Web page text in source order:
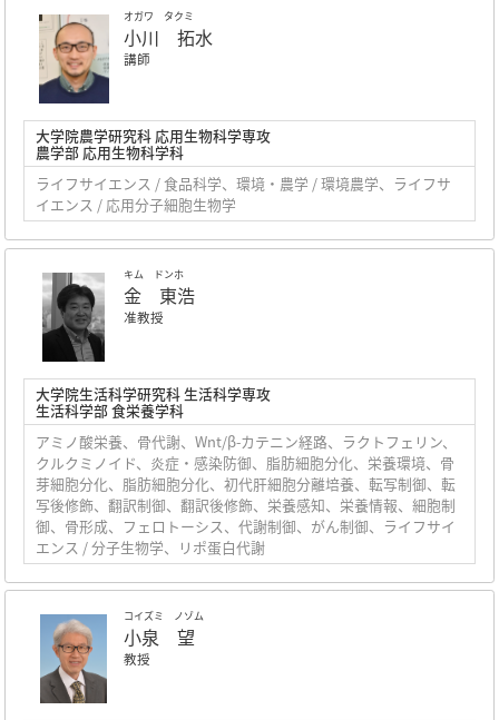
オガワ タクミ
小川 拓水
講師
大学院農学研究科 応用生物科学専攻
農学部 応用生物科学科
ライフサイエンス / 食品科学、環境・農学 / 環境農学、ライフサ
イエンス / 応用分子細胞生物学
キム ドンホ
金 東浩
准教授
大学院生活科学研究科 生活科学専攻
生活科学部 食栄養学科
アミノ酸栄養、骨代謝、Wnt/β-カテニン経路、ラクトフェリン、
クルクミノイド、炎症・感染防御、脂肪細胞分化、栄養環境、骨
芽細胞分化、脂肪細胞分化、初代肝細胞分離培養、転写制御、転
写後修飾、翻訳制御、翻訳後修飾、栄養感知、栄養情報、細胞制
御、骨形成、フェロトーシス、代謝制御、がん制御、ライフサイ
エンス / 分子生物学、リポ蛋白代謝
コイズミ ノゾム
小泉 望
教授